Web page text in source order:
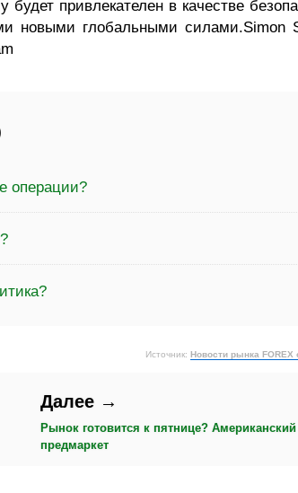
привлекателен в качестве
новыми глобальными силами.Simon
операции?
Источник: Новости рынка FOREX
Далее →
Рынок готовится к пятнице? Американский
предмаркет